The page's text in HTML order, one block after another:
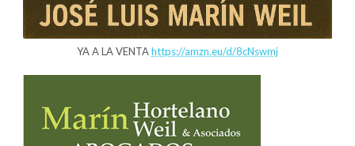
YA A LA VENTAhttps://amzn.eu/d/8cNswmj